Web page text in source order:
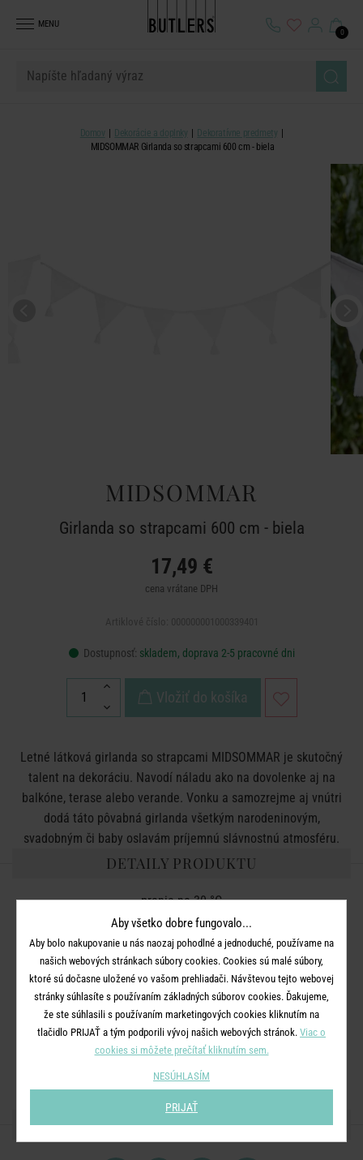
MENU
0
Domov Dekorácie a doplnky
Dekoratívne predmety
MIDSOMMAR Girlanda so strapcami 600 cm - biela
MIDSOMMAR
Girlanda so strapcami 600 cm - biela
17,49 €
cena vrátane DPH
Dostupnosť: skladem, doprava 2-5 pracovné dni
Vložiť do košíka
Letné látková girlanda so strapcami MIDSOMMAR je skutočný
talent na dekoráciu. Navodí náladu ako na dovolenke aj na
balkóne, terase alebo verande. Vonku a samozrejme aj vnútri
dodá táto pôvabná girlanda všetkým narodeninovým,
svadobným či baby oslavám príjemnú slávnostnú atmosféru.
DETAILY PRODUKTU
pranie na 30 °C
žehlenie na strednú teplotu
sušiť zavesené na bielizeň šnúre, nie je vhodné do sušičky
bielizne
nepoužívať prípravky na bielenie a prípravky obsahujúce chlór
nevhodné pre chemické čistenie
Rozmery: D 600 x Š 22 cm
100% bavlna
ZDIEĽAJTE S PRIATEĽMI
Aby všetko dobre fungovalo...
Aby bolo nakupovanie u nás naozaj pohodlné a jednoduché, používame na
našich webových stránkach súbory cookies. Cookies sú malé súbory,
ktoré sú dočasne uložené vo vašom prehliadači. Návštevou tejto webovej
stránky súhlasíte s používaním základných súborov cookies. Ďakujeme,
že ste súhlasili s používaním marketingových cookies kliknutím na
tlačidlo PRIJAŤ a tým podporili vývoj našich webových stránok. Viac o
cookies si môžete prečítať kliknutím sem.
NESÚHLASÍM
PRIJAŤ